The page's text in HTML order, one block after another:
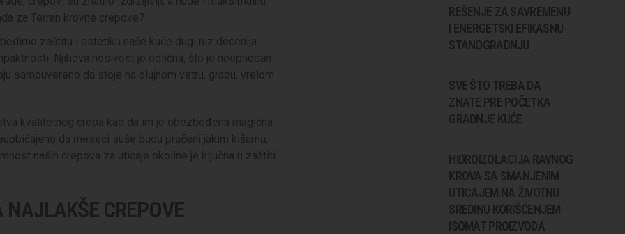
za Terran krovne crepove?
zaštitu i estetiku naše kuće dugi niz decenija.
Njihova nosivost je odlična, što je neophodan
samouvereno da stoje na olujnom vetru, gradu, vrelom
kvalitetnog crepa kao da im je obezbeđena magična
da meseci suše budu praćeni jakim kišama,
naših crepova za uticaje okoline je ključna u zaštiti
CREPOVE
REŠENJE ZA SAVREMENU
I ENERGETSKI EFIKASNU
STANOGRADNJU
SVE ŠTO TREBA DA
ZNATE PRE POČETKA
GRADNJE KUĆE
HIDROIZOLACIJA RAVNOG
KROVA SA SMANJENIM
UTICAJEM NA ŽIVOTNU
SREDINU KORIŠĆENJEM
ISOMAT PROIZVODA